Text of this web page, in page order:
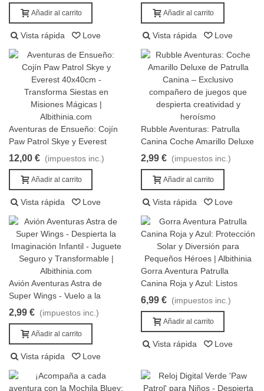
Añadir al carrito
Vista rápida Love
Añadir al carrito
Vista rápida Love
Aventuras de Ensueño: Cojín
Paw Patrol Skye y Everest
40x40cm
12,00 € (impuestos inc.)
Añadir al carrito
Vista rápida Love
Rubble Aventuras: Patrulla
Canina Coche Amarillo Deluxe
2,99 € (impuestos inc.)
Añadir al carrito
Vista rápida Love
Avión Aventuras Astra de
Super Wings - Vuelo a la
Imaginación
2,99 € (impuestos inc.)
Añadir al carrito
Vista rápida Love
Gorra Aventura Patrulla
Canina Roja y Azul: Listos
para la Acción
6,99 € (impuestos inc.)
Añadir al carrito
Vista rápida Love